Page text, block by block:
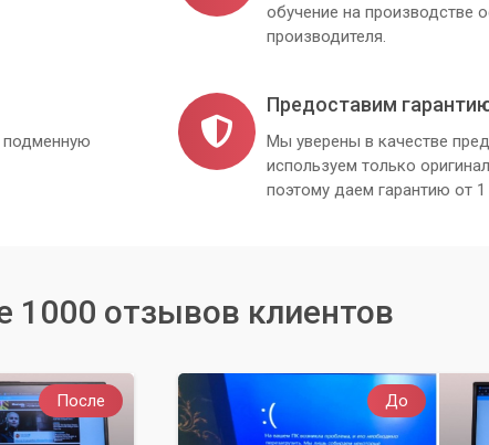
обучение на производстве
производителя.
подменную
Предоставим
Мы уверены в качестве
используем только
поэтому даем гарантию от
1000 отзывов клиентов
После До